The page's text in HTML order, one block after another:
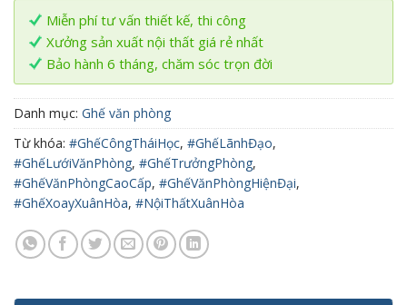
Miễn phí tư vấn thiết kế, thi công
Xưởng sản xuất nội thất giá rẻ nhất
Bảo hành 6 tháng, chăm sóc trọn đời
Danh mục: Ghế văn phòng
Từ khóa: #GhếCôngTháiHọc, #GhếLãnhĐạo,
#GhếLướiVănPhòng, #GhếTrưởngPhòng,
#GhếVănPhòngCaoCấp, #GhếVănPhòngHiệnĐại,
#GhếXoayXuânHòa, #NộiThấtXuânHòa